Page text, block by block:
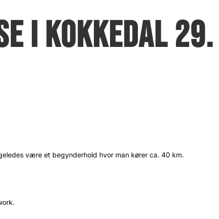
I KOKKEDAL 29.
være et begynderhold hvor man kører ca. 40 km.